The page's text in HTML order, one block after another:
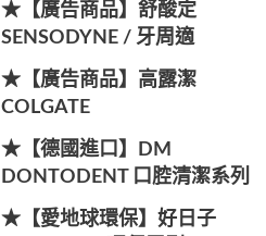
★【廣告商品】舒酸定
SENSODYNE / 牙周適
★【廣告商品】高露潔
COLGATE
★【德國進口】DM
DONTODENT 口腔清潔系列
★【愛地球環保】好日子